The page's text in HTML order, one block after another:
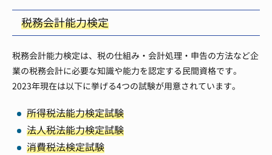
税務会計能力検定
税務会計能力検定は、税の仕組み・会計処理・申告の方法など企
業の税務会計に必要な知識や能力を認定する民間資格です。
2023年現在は以下に挙げる4つの試験が用意されています。
所得税法能力検定試験
法人税法能力検定試験
消費税法検定試験